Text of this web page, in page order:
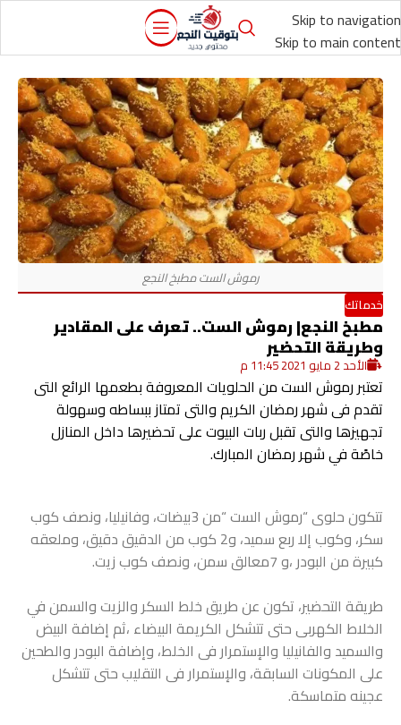
Skip to navigation
Skip to main content
خدماتك
مطبخ النجع| رموش الست.. تعرف على المقادير
وطريقة التحضير
الأحد 2 مايو 2021 11:45 م
تعتبر رموش الست من الحلويات المعروفة بطعمها الرائع التى
تقدم فى شهر رمضان الكريم والتى تمتاز ببساطه وسهولة
تجهيزها والتى تقبل ربات البيوت على تحضيرها داخل المنازل
خاصًة في شهر رمضان المبارك.
تتكون حلوى “رموش الست “من 3بيضات، وفانيليا، ونصف كوب
سكر، وكوب إلا ربع سميد، و2 كوب من الدقيق دقيق، وملعقه
كبيرة من البودر ،و 7معالق سمن، ونصف كوب زيت.
طريقة التحضير، تكون عن طريق خلط السكر والزيت والسمن في
الخلاط الكهربى حتى تتشكل الكريمة البيضاء ،ثم إضافة البيض
والسميد والفانيليا والإستمرار فى الخلط، وإضافة البودر والطحين
على المكونات السابقة، والإستمرار فى التقليب حتى تتشكل
عجينه متماسكة.